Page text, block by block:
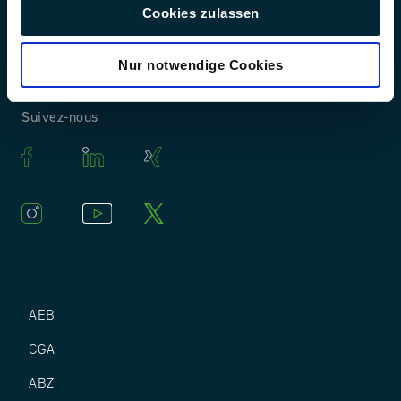
Cookies zulassen
Nur notwendige Cookies
AEB
CGA
ABZ
Suivez-nous